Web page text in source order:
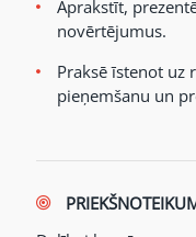
Aprakstīt,
novērtējumus.
Praksē īstenot uz
pieņemšanu un